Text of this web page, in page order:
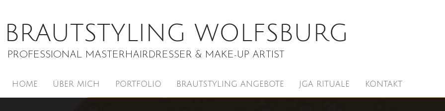
BRAUTSTYLING WOLFSBURG
PROFESSIONAL MASTERHAIRDRESSER & MAKE-UP ARTIST
HOME ÜBER MICH PORTFOLIO BRAUTSTYLING ANGEBOTE JGA RITUALE KONTAKT